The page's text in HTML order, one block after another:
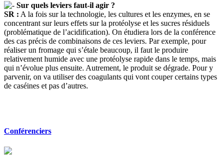
Sur quels leviers faut-il agir ?
SR : A la fois sur la technologie, les cultures et les enzymes, en se
concentrant sur leurs effets sur la protéolyse et les sucres résiduels
(problématique de l’acidification). On étudiera lors de la conférence
des cas précis de combinaisons de ces leviers. Par exemple, pour
réaliser un fromage qui s’étale beaucoup, il faut le produire
relativement humide avec une protéolyse rapide dans le temps, mais
qui n’évolue plus ensuite. Autrement, le produit se dégrade. Pour y
parvenir, on va utiliser des coagulants qui vont couper certains types
de caséines et pas d’autres.
Conférenciers